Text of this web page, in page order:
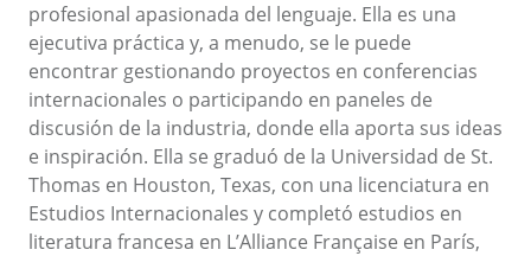
profesional apasionada del lenguaje. Ella es una
ejecutiva práctica y, a menudo, se le puede
encontrar gestionando proyectos en conferencias
internacionales o participando en paneles de
discusión de la industria, donde ella aporta sus ideas
e inspiración. Ella se graduó de la Universidad de St.
Thomas en Houston, Texas, con una licenciatura en
Estudios Internacionales y completó estudios en
literatura francesa en L’Alliance Française en París,